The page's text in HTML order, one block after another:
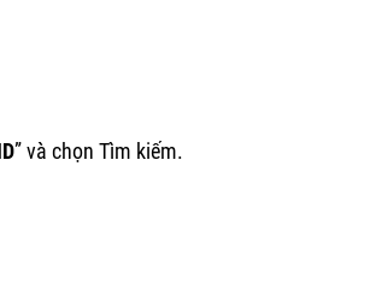
” và chọn Tìm kiếm.